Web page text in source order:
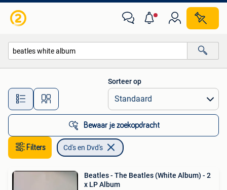
Alle afstanden…
Sorteer op
Bewaar je zoekopdracht
Filters Cd's en Dvd's
Beatles - The Beatles (White Album) - 2
x LP Album